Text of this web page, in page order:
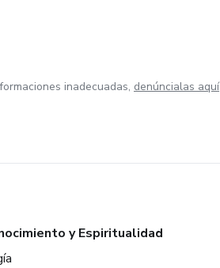
inadecuadas, denúncialas aquí
y Espiritualidad